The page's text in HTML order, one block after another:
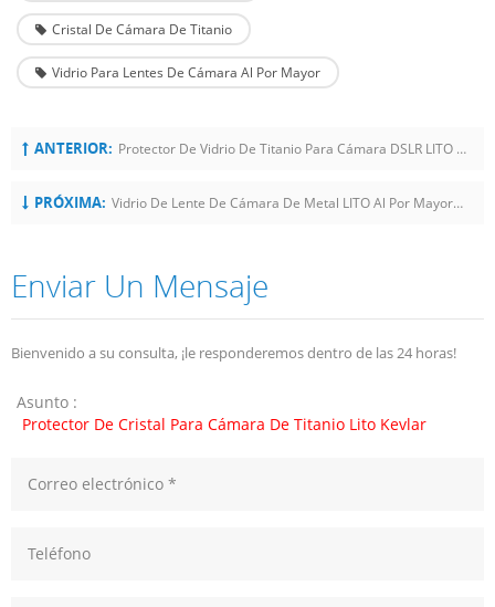
Cristal De Cámara De Titanio
Vidrio Para Lentes De Cámara Al Por Mayor
ANTERIOR: Protector De Vidrio De Titanio Para Cámara DSLR LITO Para IPhone
PRÓXIMA: Vidrio De Lente De Cámara De Metal LITO Al Por Mayor Para La Serie Samsung S24
Enviar Un Mensaje
Bienvenido a su consulta, ¡le responderemos dentro de las 24 horas!
Asunto :
Protector De Cristal Para Cámara De Titanio Lito Kevlar